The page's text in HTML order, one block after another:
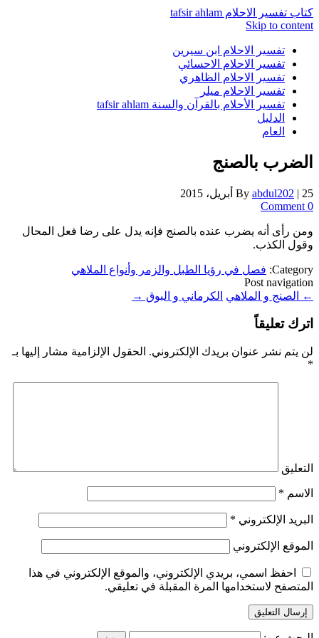
كتاب تفسير الاحلام tafsir ahlam
Skip to content
تفسير الاحلام ابن سيرين
تفسير الاحلام الاحسائي
تفسير الاحلام الظاهري
تفسير الاحلام ميلر
تفسير الأحلام بالقرآن والسنة tafsir ahlam
الدليل
العام
الضرب بالصنج
By abdul202 | 25 أبريل، 2015
0 Comment
ومن رأى أنه يضرب عنده بالصنج فإنه يدل على رضا فعل المحال
وقول الكذب.
Category: فصل في رؤيا الطبل والزمر وأنواع الملاهي
Post navigation
←
الصنج و الملاهي الكرماني و البوق →
اترك تعليقاً
لن يتم نشر عنوان بريدك الإلكتروني. الحقول الإلزامية مشار إليها بـ
*
التعليق
الاسم *
البريد الإلكتروني *
الموقع الإلكتروني
احفظ اسمي، بريدي الإلكتروني، والموقع الإلكتروني في هذا
المتصفح لاستخدامها المرة المقبلة في تعليقي.